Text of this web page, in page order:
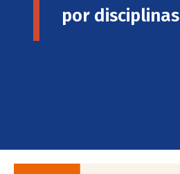
por disciplinas